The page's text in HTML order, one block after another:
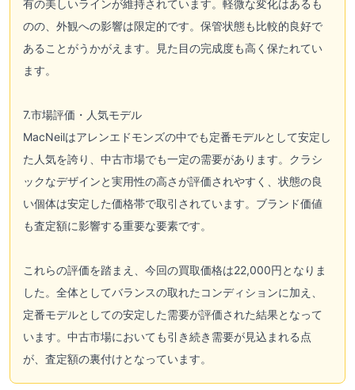
有の美しいラインが維持されています。軽微な変化はあるも
のの、外観への影響は限定的です。保管状態も比較的良好で
あることがうかがえます。見た目の完成度も高く保たれてい
ます。
7.市場評価・人気モデル
MacNeilはアレンエドモンズの中でも定番モデルとして安定し
た人気を誇り、中古市場でも一定の需要があります。クラシ
ックなデザインと実用性の高さが評価されやすく、状態の良
い個体は安定した価格帯で取引されています。ブランド価値
も査定額に影響する重要な要素です。
これらの評価を踏まえ、今回の買取価格は22,000円となりま
した。全体としてバランスの取れたコンディションに加え、
定番モデルとしての安定した需要が評価された結果となって
います。中古市場においても引き続き需要が見込まれる点
が、査定額の裏付けとなっています。